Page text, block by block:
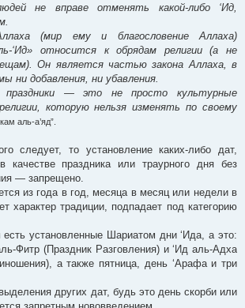
не вправе отменять какой-либо ‘Ид,
(мир ему и благословение Аллаха)
‘Ид» относится к обрядам религии (а не
Он является частью закона Аллаха, в
ни добавления, ни убавления.
праздники — это не просто культурные
которую нельзя изменять по своему
аль-а’яд”.
следует, то установление каких-либо дат,
качестве праздника или траурного дня без
— запрещено.
из года в год, месяца в месяц или недели в
характер традиции, подпадает под категорию
установленные Шариатом дни ‘Ида, а это:
Фитр (Праздник Разговления) и ‘Ид аль-Адха
а также пятница, день ‘Арафа и три
других дат, будь это день скорби или